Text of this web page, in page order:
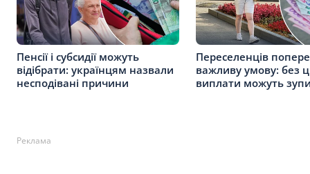
Пенсії і субсидії можуть
відібрати: українцям назвали
несподівані причини
Переселенців
важливу умову: без
виплати можуть
Реклама